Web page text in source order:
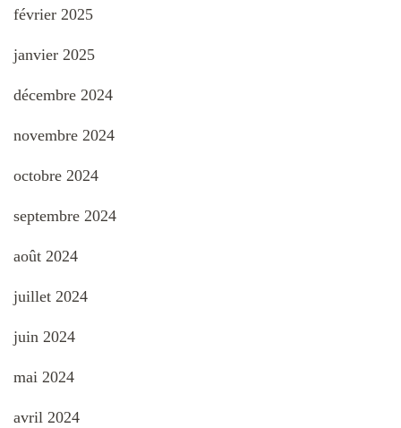
février 2025
janvier 2025
décembre 2024
novembre 2024
octobre 2024
septembre 2024
août 2024
juillet 2024
juin 2024
mai 2024
avril 2024